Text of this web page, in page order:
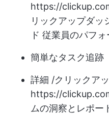
https://
リックアップダッ
ド 従業員のパフ
簡単なタスク追跡
詳細 /クリックア
https://
ムの洞察とレポー